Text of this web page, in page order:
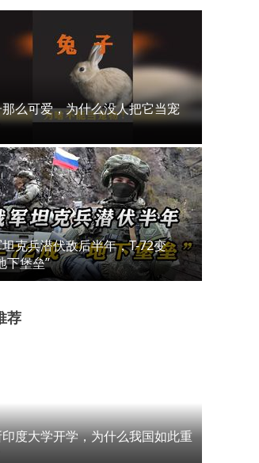
么可爱，为什么没人把它当宠
克兵潜伏敌后半年，T-72变
下堡垒”
荐
度大学开学，为什么我国如此重